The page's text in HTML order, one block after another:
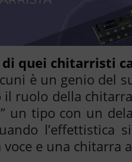
di quei chitarristi
è un genio del
ruolo della
un tipo con un
l’effettistica
e una chitarra